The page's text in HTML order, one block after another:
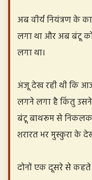
अब वीर्य नियंत्रण के
लगा था और अब बंटू
लगा था।
अंजू देख रही थी कि
लगने लगा है किंतु
बंटू बाथरूम से
शरारत भर मुस्कुरा के
दोनों एक दूसरे से